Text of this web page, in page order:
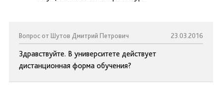
Вопрос от Шутов Дмитрий Петрович 23.03.2016
Здравствуйте. В университете действует
дистанционная форма обучения?